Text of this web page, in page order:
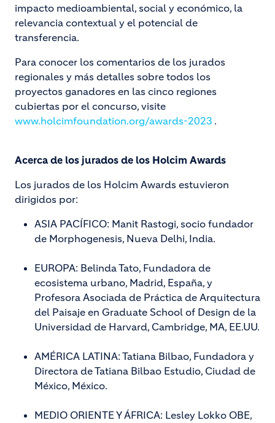
impacto medioambiental, social y económico, la
relevancia contextual y el potencial de
transferencia.
Para conocer los comentarios de los jurados
regionales y más detalles sobre todos los
proyectos ganadores en las cinco regiones
cubiertas por el concurso, visite
www.holcimfoundation.org/awards-2023 .
Acerca de los jurados de los Holcim Awards
Los jurados de los Holcim Awards estuvieron
dirigidos por:
ASIA PACÍFICO: Manit Rastogi, socio fundador
de Morphogenesis, Nueva Delhi, India.
EUROPA: Belinda Tato, Fundadora de
ecosistema urbano, Madrid, España, y
Profesora Asociada de Práctica de Arquitectura
del Paisaje en Graduate School of Design de la
Universidad de Harvard, Cambridge, MA, EE.UU.
AMÉRICA LATINA: Tatiana Bilbao, Fundadora y
Directora de Tatiana Bilbao Estudio, Ciudad de
México, México.
MEDIO ORIENTE Y ÁFRICA: Lesley Lokko OBE,